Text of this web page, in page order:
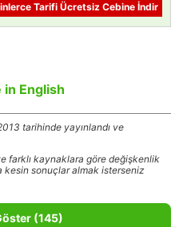
Tarifi Ücretsiz Cebine İndir
English
tarihinde yayınlandı ve
farklı kaynaklara göre değişkenlik
kesin sonuçlar almak isterseniz
(145)